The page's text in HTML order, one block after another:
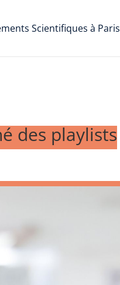
Scientifiques à Paris
des playlists